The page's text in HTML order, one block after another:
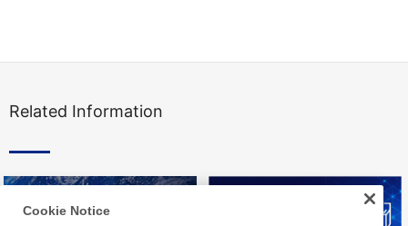
Related Information
Cookie Notice